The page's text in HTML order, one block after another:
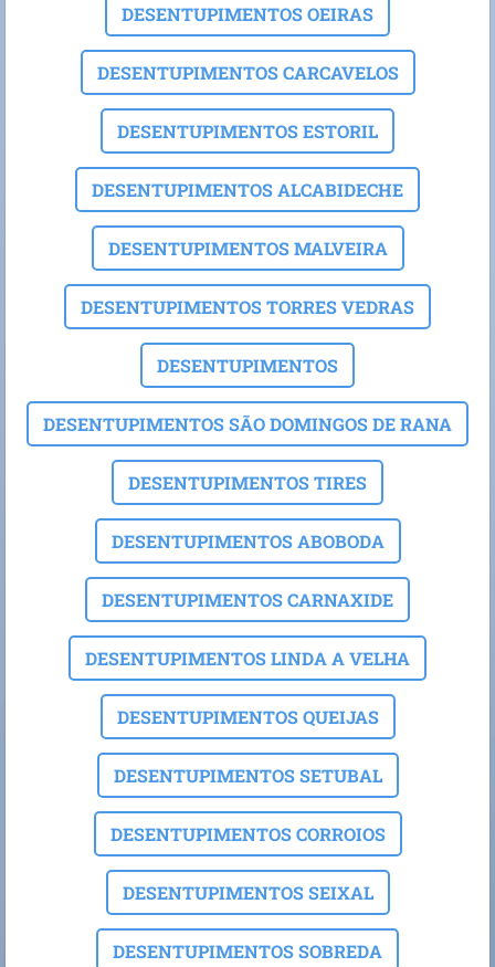
DESENTUPIMENTOS OEIRAS
DESENTUPIMENTOS CARCAVELOS
DESENTUPIMENTOS ESTORIL
DESENTUPIMENTOS ALCABIDECHE
DESENTUPIMENTOS MALVEIRA
DESENTUPIMENTOS TORRES VEDRAS
DESENTUPIMENTOS
DESENTUPIMENTOS SÃO DOMINGOS DE RANA
DESENTUPIMENTOS TIRES
DESENTUPIMENTOS ABOBODA
DESENTUPIMENTOS CARNAXIDE
DESENTUPIMENTOS LINDA A VELHA
DESENTUPIMENTOS QUEIJAS
DESENTUPIMENTOS SETUBAL
DESENTUPIMENTOS CORROIOS
DESENTUPIMENTOS SEIXAL
DESENTUPIMENTOS SOBREDA